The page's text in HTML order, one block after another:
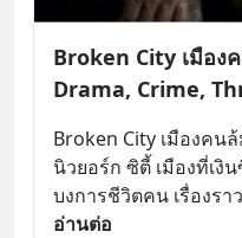
Broken City เมือง
Drama, Crime,
Broken City เมืองคน
นิวยอร์ก ซิตี้ เมืองที่เงิ
บงการชีวิตคน เรื่องรา
อ่านต่อ